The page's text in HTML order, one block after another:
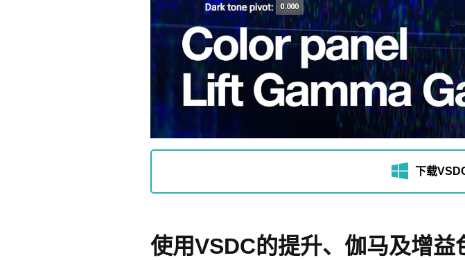
下载
使用VSDC的提升、伽马及增益